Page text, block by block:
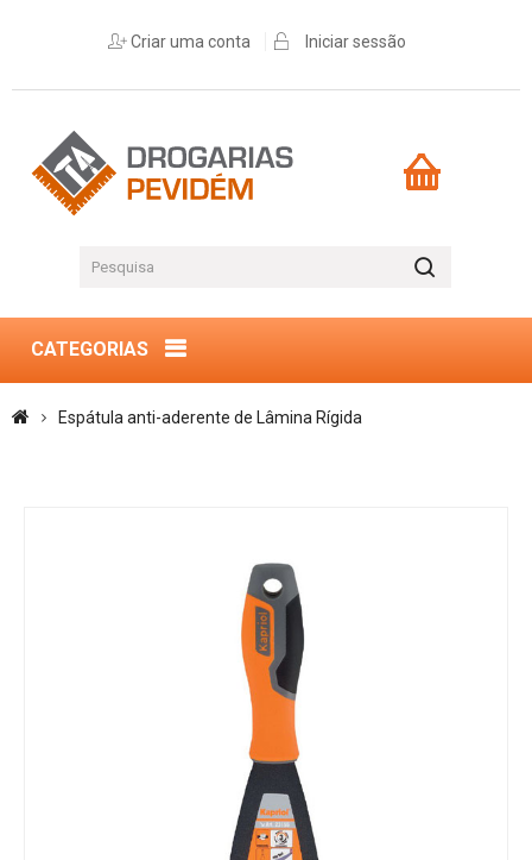
Criar uma conta Iniciar sessão
CATEGORIAS
Espátula anti-aderente de Lâmina Rígida